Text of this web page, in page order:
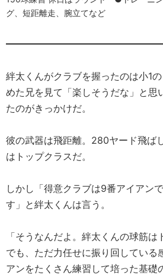
グ、短距離走、腕立てなど
絆太くんがクラブを握ったのは小1
めた兄を見て「楽しそうだな」と思
たのがきっかけだ。
彼の武器は飛距離。280ヤード飛ば
はトップクラスだ。
しかし「得意クラブは9番アイアン
す」と絆太くんは言う。
「そうなんだよ。絆太くんの球筋は
でも、ただ力任せに振り回している
アンをたくさん練習して培った基礎